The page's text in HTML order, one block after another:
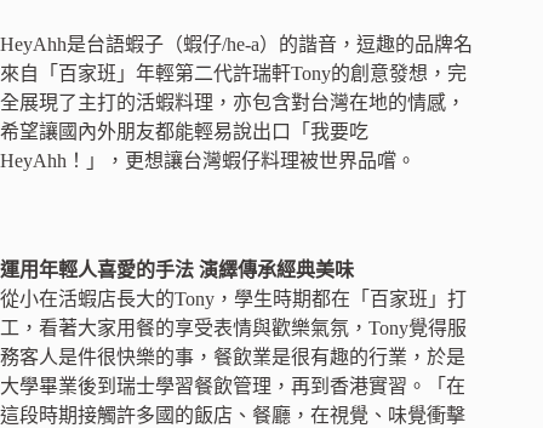
HeyAhh是台語蝦子（蝦仔/he-a）的諧音，逗趣的品牌名
來自「百家班」年輕第二代許瑞軒Tony的創意發想，完
全展現了主打的活蝦料理，亦包含對台灣在地的情感，
希望讓國內外朋友都能輕易說出口「我要吃
HeyAhh！」，更想讓台灣蝦仔料理被世界品嚐。
運用年輕人喜愛的手法 演繹傳承經典美味
從小在活蝦店長大的Tony，學生時期都在「百家班」打
工，看著大家用餐的享受表情與歡樂氣氛，Tony覺得服
務客人是件很快樂的事，餐飲業是很有趣的行業，於是
大學畢業後到瑞士學習餐飲管理，再到香港實習。「在
這段時期接觸許多國的飯店、餐廳，在視覺、味覺衝擊